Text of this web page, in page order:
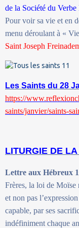
de la Société du
Pour voir sa vie et en
menu déroulant à «
Saint Joseph
Les Saints du 28
https://
saints/janvier/saints-
LITURGIE DE
Lettre aux Hébreux
Frères, la loi de Moïse
et non pas
capable, par ses
indéfiniment chaque